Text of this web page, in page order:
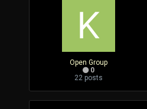
Open Group
0
22 posts